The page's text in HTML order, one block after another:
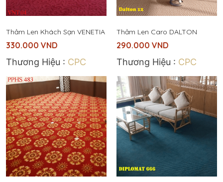
Thảm Len Khách Sạn VENETIA
330.000 VND
Thương Hiệu : CPC
Thảm Len Caro DALTON
290.000 VND
Thương Hiệu : CPC